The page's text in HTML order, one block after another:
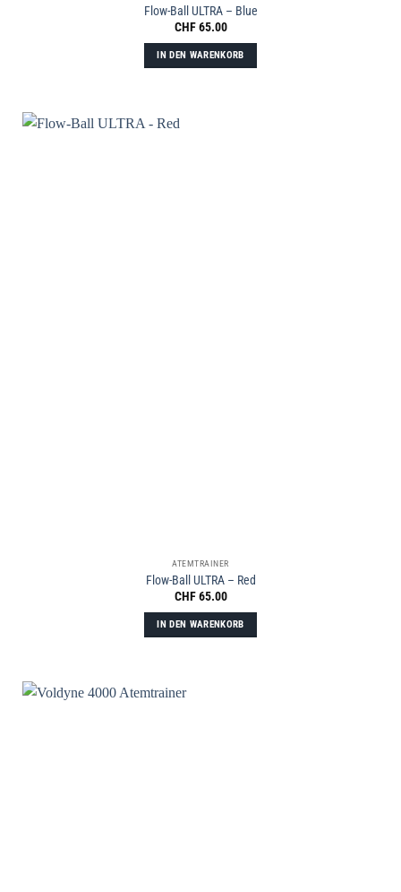
Flow-Ball ULTRA – Blue
CHF65.00
IN DEN WARENKORB
ATEMTRAINER
Flow-Ball ULTRA – Red
CHF65.00
IN DEN WARENKORB